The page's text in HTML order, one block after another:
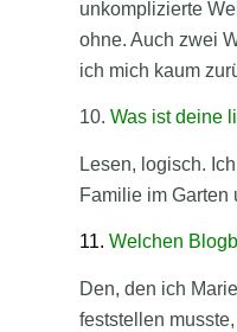
unkomplizierte
ohne. Auch zwei
ich mich kaum
10. Was ist deine
Lesen, logisch.
Familie im Garten
11. Welchen
Den, den ich
feststellen